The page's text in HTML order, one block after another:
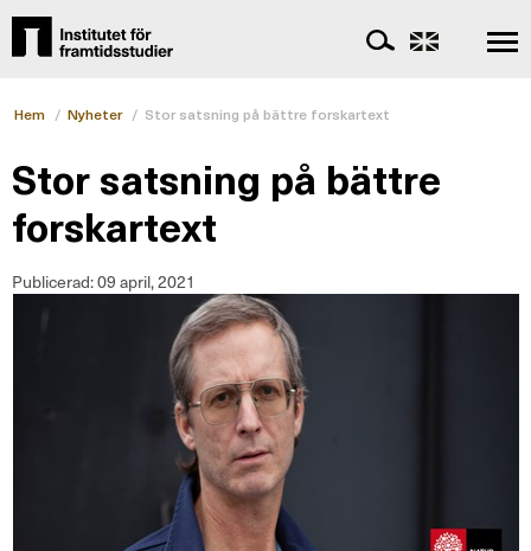
Hem / Nyheter / Stor satsning på bättre forskartext
Stor satsning på bättre
forskartext
Publicerad:09 april, 2021